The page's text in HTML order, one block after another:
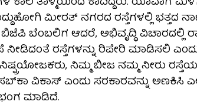
ಮೀರತ್ ನಗರದ ರಸ್ತೆಗಳಲ್ಲಿ ಭತ್ತದ
ಬೆಂಬಲಿಗ ಆದರೆ, ಅಭಿವೃದ್ಧಿ ವಿಚಾರದಲ್ಲಿ
ರಸ್ತೆಗಳನ್ನು ರಿಪೇರಿ ಮಾಡಿಸಲಿ
ನಿಮ್ಮ ಬೀಜ ನಮ್ಮ ನೀರು
ವಿಕಾಸ್ ಎಂದು ಸರಕಾರವನ್ನು ಅಣಕಿಸಿ
ಮಾಡಿದೆ.